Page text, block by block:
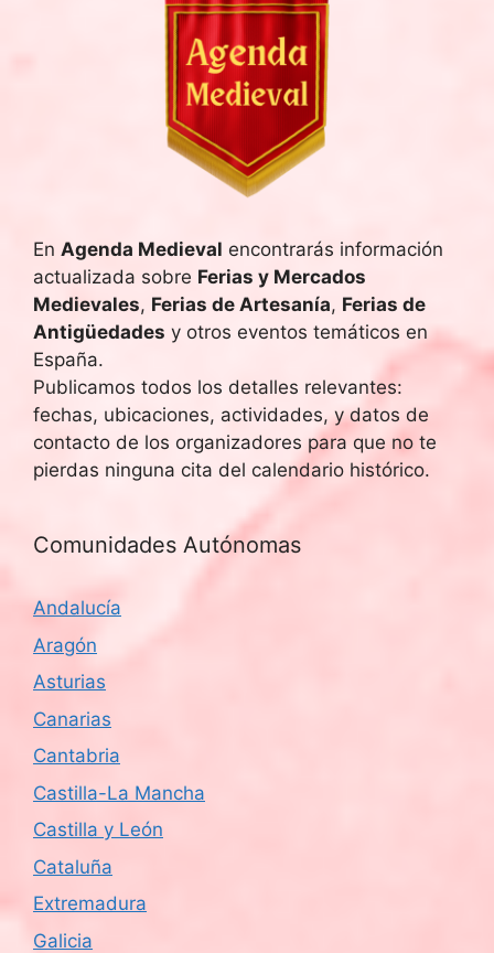
En Agenda Medieval encontrarás información
actualizada sobre Ferias y Mercados
Medievales, Ferias de Artesanía, Ferias de
Antigüedades y otros eventos temáticos en
España.
Publicamos todos los detalles relevantes:
fechas, ubicaciones, actividades, y datos de
contacto de los organizadores para que no te
pierdas ninguna cita del calendario histórico.
Comunidades Autónomas
Andalucía
Aragón
Asturias
Canarias
Cantabria
Castilla-La Mancha
Castilla y León
Cataluña
Extremadura
Galicia